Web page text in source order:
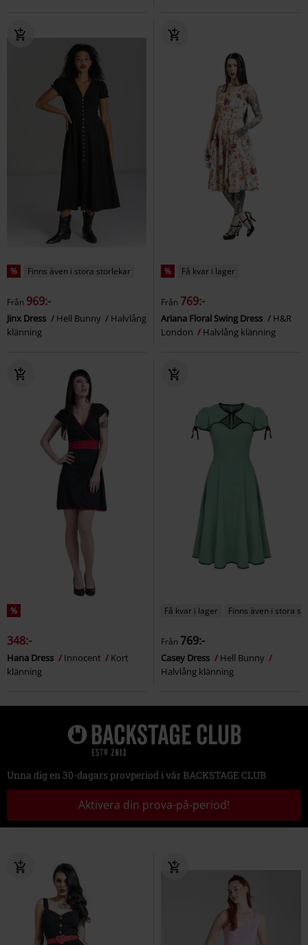
% Finns även i stora storlekar
Från 969:-
Jinx Dress Hell Bunny
Halvlång
klänning
% Få kvar i lager
Från 769:-
Ariana Floral Swing Dress
H&R
London
Halvlång klänning
%
348:-
Hana Dress Innocent
Kort
klänning
Få kvar i lager Finns även i stora
Från 769:-
Casey Dress
Hell Bunny
Halvlång klänning
Unna dig en 30-dagars provperiod i vår BACKSTAGE CLUB
Aktivera din prova-på-period!